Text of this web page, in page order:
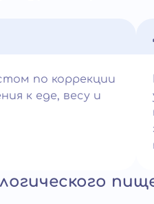
по коррекции
к еде, весу и